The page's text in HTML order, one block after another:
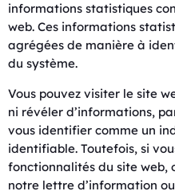
informations statistiques
web. Ces informations
agrégées de manière à
du système.
Vous pouvez visiter le site
ni révéler d’informations,
vous identifier comme un
identifiable. Toutefois, si
fonctionnalités du site web,
notre lettre d’information